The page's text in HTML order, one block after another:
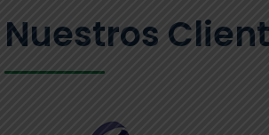
Nuestros